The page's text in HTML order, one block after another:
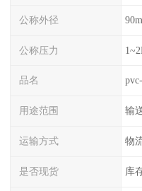
公称外径
公称压力
品名
用途范围 输
运输方式 物
是否现货 库